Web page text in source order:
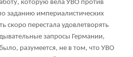
которую вела УВО против
заданию империалистических
скоро перестала удовлетворять
запросы Германии,
разумеется, не в том, что УВО